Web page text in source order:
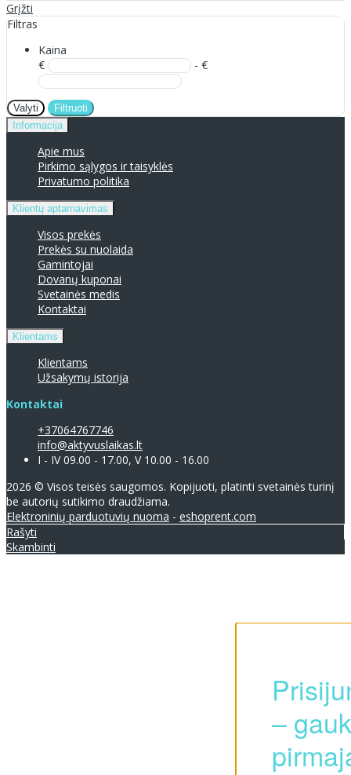
Grįžti
Filtras
Kaina
€
- €
Valyti
Filtruoti
Informacija
Apie mus
Pirkimo sąlygos ir taisyklės
Privatumo politika
Klientų aptarnavimas
Visos prekės
Prekės su nuolaida
Gamintojai
Dovanų kuponai
Svetainės medis
Kontaktai
Klientams
Klientams
Užsakymų istorija
Kontaktai
+37064767746
info@aktyvuslaikas.lt
I - IV 09.00 - 17.00, V 10.00 - 16.00
2026 © Visos teisės saugomos. Kopijuoti, platinti svetainės turinį
be autorių sutikimo draudžiama.
Elektroninių parduotuvių nuoma - eshoprent.com
Rašyti
Skambinti
–